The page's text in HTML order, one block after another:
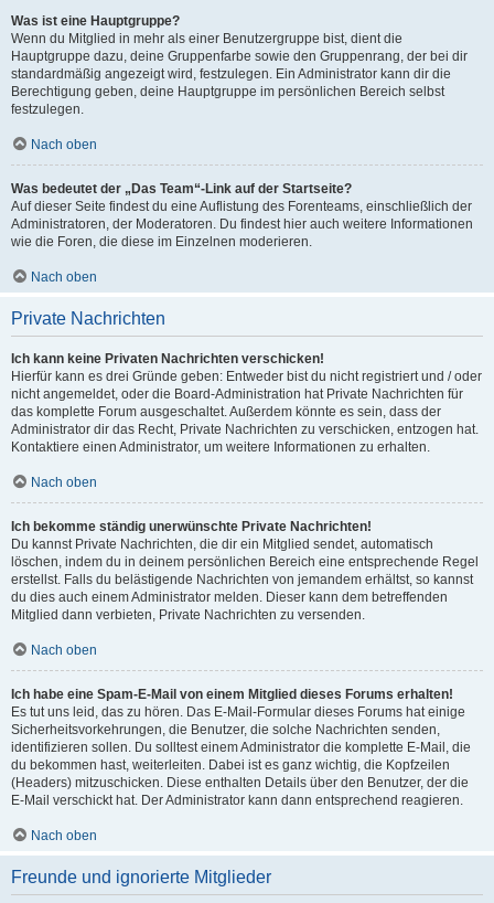
Was ist eine Hauptgruppe?
Wenn du Mitglied in mehr als einer Benutzergruppe bist, dient die
Hauptgruppe dazu, deine Gruppenfarbe sowie den Gruppenrang, der bei dir
standardmäßig angezeigt wird, festzulegen. Ein Administrator kann dir die
Berechtigung geben, deine Hauptgruppe im persönlichen Bereich selbst
festzulegen.
Nach oben
Was bedeutet der „Das Team“-Link auf der Startseite?
Auf dieser Seite findest du eine Auflistung des Forenteams, einschließlich der
Administratoren, der Moderatoren. Du findest hier auch weitere Informationen
wie die Foren, die diese im Einzelnen moderieren.
Nach oben
Private Nachrichten
Ich kann keine Privaten Nachrichten verschicken!
Hierfür kann es drei Gründe geben: Entweder bist du nicht registriert und / oder
nicht angemeldet, oder die Board-Administration hat Private Nachrichten für
das komplette Forum ausgeschaltet. Außerdem könnte es sein, dass der
Administrator dir das Recht, Private Nachrichten zu verschicken, entzogen hat.
Kontaktiere einen Administrator, um weitere Informationen zu erhalten.
Nach oben
Ich bekomme ständig unerwünschte Private Nachrichten!
Du kannst Private Nachrichten, die dir ein Mitglied sendet, automatisch
löschen, indem du in deinem persönlichen Bereich eine entsprechende Regel
erstellst. Falls du belästigende Nachrichten von jemandem erhältst, so kannst
du dies auch einem Administrator melden. Dieser kann dem betreffenden
Mitglied dann verbieten, Private Nachrichten zu versenden.
Nach oben
Ich habe eine Spam-E-Mail von einem Mitglied dieses Forums erhalten!
Es tut uns leid, das zu hören. Das E-Mail-Formular dieses Forums hat einige
Sicherheitsvorkehrungen, die Benutzer, die solche Nachrichten senden,
identifizieren sollen. Du solltest einem Administrator die komplette E-Mail, die
du bekommen hast, weiterleiten. Dabei ist es ganz wichtig, die Kopfzeilen
(Headers) mitzuschicken. Diese enthalten Details über den Benutzer, der die
E-Mail verschickt hat. Der Administrator kann dann entsprechend reagieren.
Nach oben
Freunde und ignorierte Mitglieder